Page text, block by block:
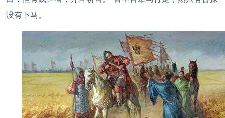
没有下马。